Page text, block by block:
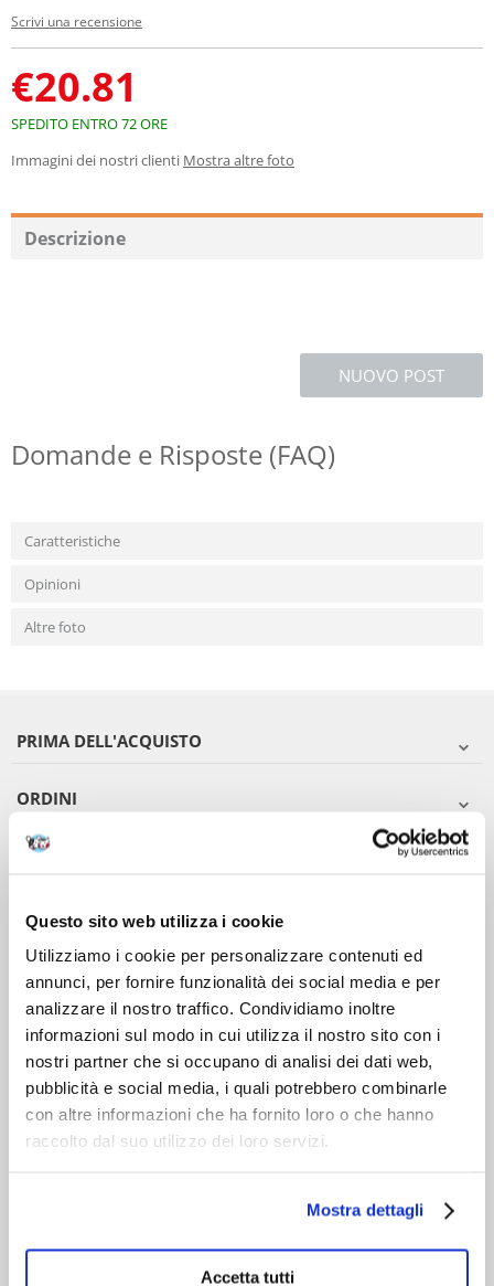
Questo sito web utilizza i cookie
Utilizziamo i cookie per personalizzare contenuti ed
annunci, per fornire funzionalità dei social media e per
analizzare il nostro traffico. Condividiamo inoltre
informazioni sul modo in cui utilizza il nostro sito con i
nostri partner che si occupano di analisi dei dati web,
pubblicità e social media, i quali potrebbero combinarle
con altre informazioni che ha fornito loro o che hanno
raccolto dal suo utilizzo dei loro servizi.
Mostra dettagli
Accetta tutti
Scrivi una recensione
€20.81
SPEDITO ENTRO 72 ORE
Immagini dei nostri clienti Mostra altre foto
Descrizione
NUOVO POST
Domande e Risposte (FAQ)
Caratteristiche
Opinioni
Altre foto
PRIMA DELL'ACQUISTO
ORDINI
DOPO L'ACQUISTO
VIENI A CONOSCERCI